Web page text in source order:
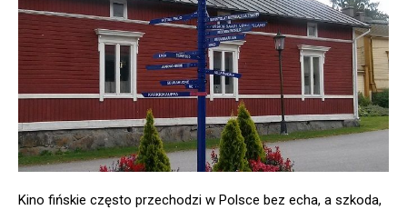
Kino fińskie często przechodzi w Polsce bez echa, a szkoda,